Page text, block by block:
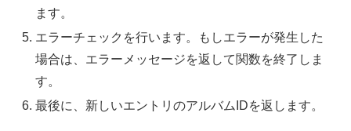
ます。
エラーチェックを行います。もしエラーが発生した
場合は、エラーメッセージを返して関数を終了しま
す。
最後に、新しいエントリのアルバムIDを返します。